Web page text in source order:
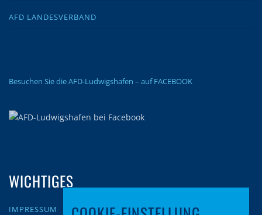
AFD LANDESVERBAND
Besuchen Sie die AFD-Ludwigshafen – auf FACEBOOK
WICHTIGES
IMPRESSUM